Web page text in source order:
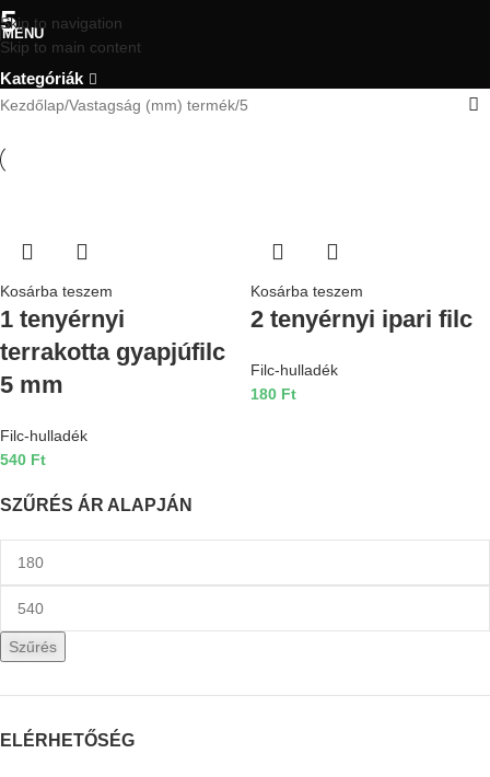
Skip to navigation
Skip to main content
MENU
5
Kategóriák
SZŰRÉS ÁR ALAPJÁN
Szűrés
ELÉRHETŐSÉG
Kezdőlap Vastagság (mm) termék 5
Kosárba teszem
1 tenyérnyi
terrakotta gyapjúfilc
5 mm
Filc-hulladék
540 Ft
Kosárba teszem
2 tenyérnyi ipari filc
Filc-hulladék
180 Ft